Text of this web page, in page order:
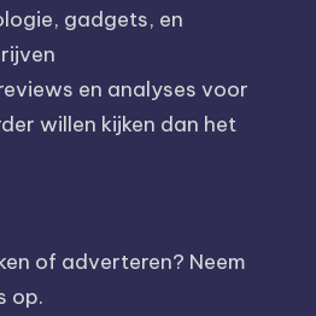
gadgets, en
en analyses voor
willen kijken dan het
of adverteren? Neem
op.